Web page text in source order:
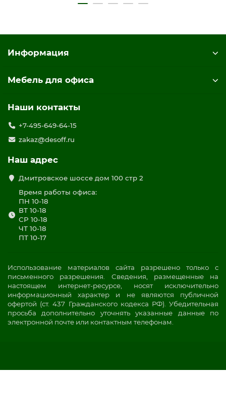
Информация
Мебель для офиса
Наши контакты
+7-495-649-64-15
zakaz@desoff.ru
Наш адрес
Дмитровское шоссе дом 100 стр 2
Время работы офиса:
ПН 10-18
ВТ 10-18
СР 10-18
ЧТ 10-18
ПТ 10-17
Использование материалов сайта разрешено только с
письменного разрешения. Сведения, размещенные на
настоящем интернет-ресурсе, носят исключительно
информационный характер и не являются публичной
офертой (ст. 437 Гражданского кодекса РФ). Убедительная
просьба дополнительно уточнять указанные данные по
электронной почте или контактным телефонам.